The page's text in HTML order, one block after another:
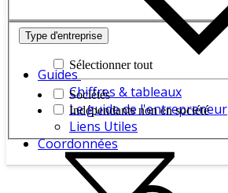
Guides
Chiffres & tableaux
Le guide de l'entrepreneur
Liens Utiles
Coordonnées
Type d'entreprise
Sélectionner tout
Sociétés
Indépendants non en société